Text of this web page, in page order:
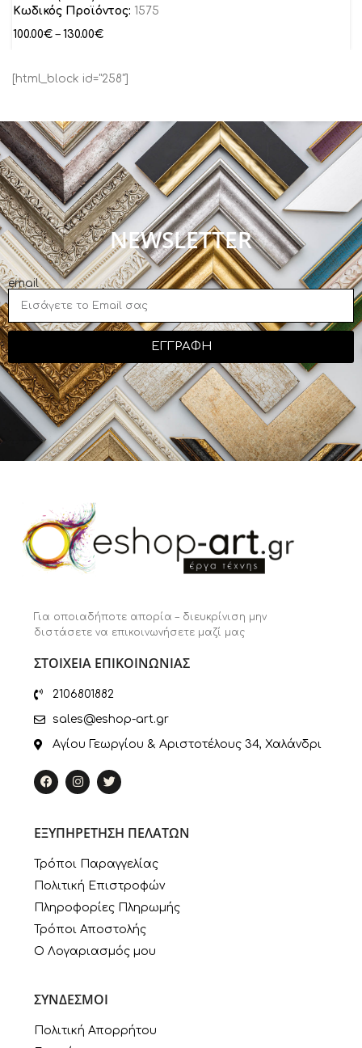
Κωδικός Προϊόντος: 1575
100.00€ – 130.00€
[html_block id="258"]
NEWSLETTER
email
ΕΓΓΡΑΦΗ
Για οποιαδήποτε απορία – διευκρίνιση μην
διστάσετε να επικοινωνήσετε μαζί μας
ΣΤΟΙΧΕΙΑ ΕΠΙΚΟΙΝΩΝΙΑΣ
2106801882
sales@eshop-art.gr
Αγίου Γεωργίου & Αριστοτέλους 34, Χαλάνδρι
ΕΞΥΠΗΡΕΤΗΣΗ ΠΕΛΑΤΩΝ
Τρόποι Παραγγελίας
Πολιτική Επιστροφών
Πληροφορίες Πληρωμής
Τρόποι Αποστολής
Ο Λογαριασμός μου
ΣΥΝΔΕΣΜΟΙ
Πολιτική Απορρήτου